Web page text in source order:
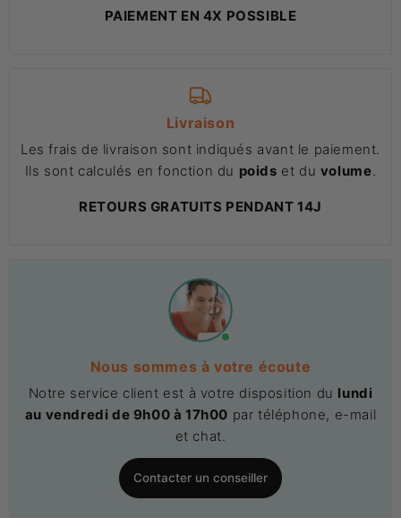
PAIEMENT EN 4X POSSIBLE
Livraison
Les frais de livraison sont indiqués avant le paiement.
Ils sont calculés en fonction du poids et du volume
RETOURS GRATUITS PENDANT 14J
Nous sommes à votre écoute
Notre service client est à votre disposition du lundi
au vendredi de 9h00 à 17h00 par téléphone, e-mail
et chat.
Contacter un conseiller